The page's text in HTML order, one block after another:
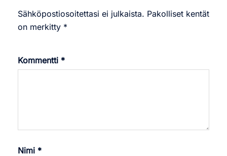
Sähköpostiosoitettasi ei julkaista. Pakolliset kentät
on merkitty *
Kommentti *
Nimi *